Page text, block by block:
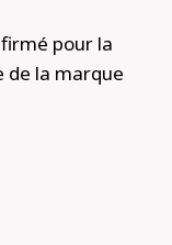
pour la
de la marque